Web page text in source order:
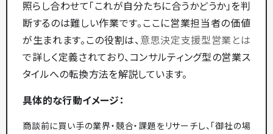
照らし合わせて「これが自分たちに合うかどうか」を判
断するのは難しい作業です。ここに営業担当者の価値
が生まれます。この役割は、 意思決定支援型営業とは
で詳しく定義されており、コンサルティング型の営業ス
タイルへの転換方法を解説しています。
具体的な行動イメージ：
商談前に買い手の業界・競合・課題をリサーチし、「御社の場